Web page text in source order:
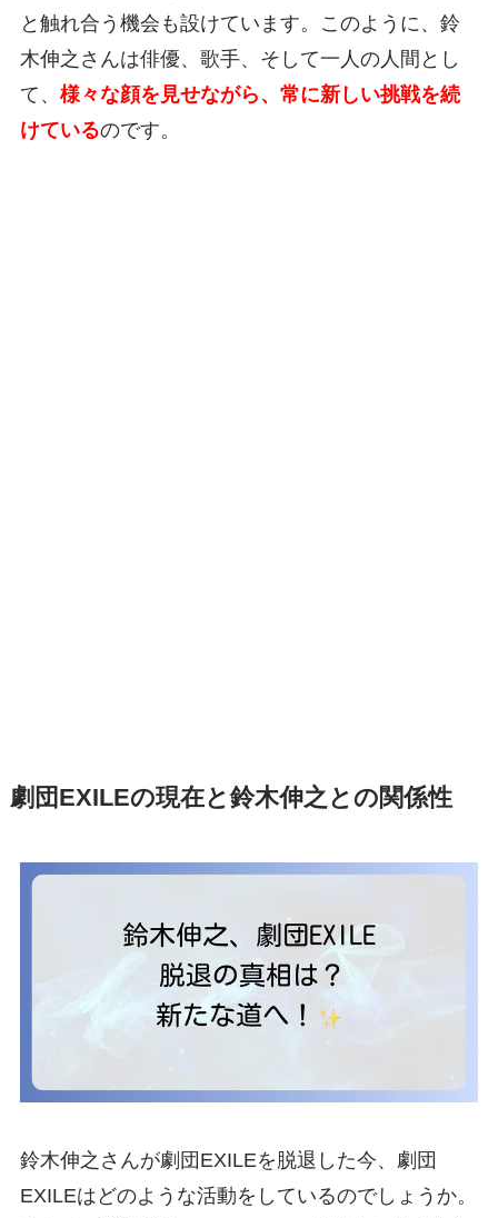
と触れ合う機会も設けています。このように、鈴
木伸之さんは俳優、歌手、そして一人の人間とし
て、 様々な顔を見せながら、常に新しい挑戦を続
けているのです。
劇団EXILEの現在と鈴木伸之との関係性
鈴木伸之さんが劇団EXILEを脱退した今、劇団
EXILEはどのような活動をしているのでしょうか。